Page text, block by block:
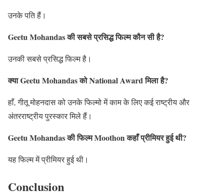
उनके पति हैं।
Geetu Mohandas की सबसे प्रसिद्ध फिल्म कौन सी है?
उनकी सबसे प्रसिद्ध फिल्म है।
क्या Geetu Mohandas को National Award मिला है?
हाँ, गीतू मोहनदास को उनके फिल्मो में काम के लिए कई राष्ट्रीय और
अंतरराष्ट्रीय पुरस्कार मिले हैं।
Geetu Mohandas की फिल्म Moothon कहाँ प्रीमियर हुई थी?
यह फिल्म में प्रीमियर हुई थी।
Conclusion